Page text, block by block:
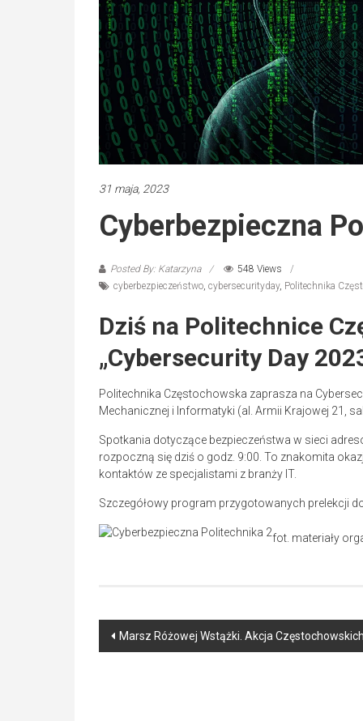
31 maja, 2023
Cyberbezpieczna
Posted By: Katarzyna
548 Views
cyberbezpieczeństwo cybersecurityday, Politechnika
Dziś na Politechnice
„Cybersecurity Day
Politechnika Częstochowska zaprasza na
Mechanicznej i Informatyki (al. Armii Krajowej 21,
Spotkania dotyczące bezpieczeństwa w sieci
rozpoczną się dziś o godz. 9:00. To znakomita
kontaktów ze specjalistami z branży IT.
Szczegółowy program przygotowanych prelekcji
fot. materiały
Post
Marsz Różowej Wstążki. Akcja